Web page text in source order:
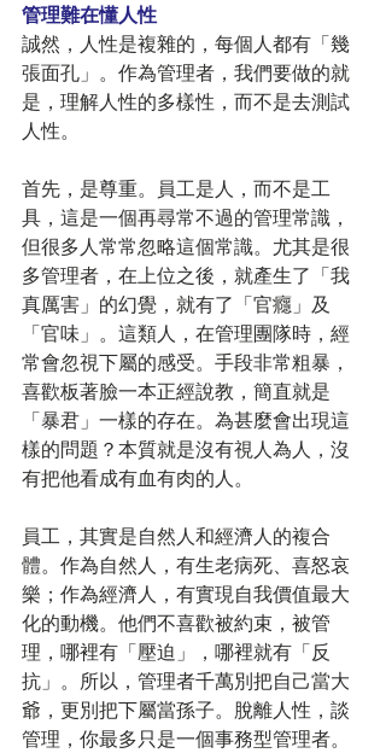
管理難在懂人性
誠然，人性是複雜的，每個人都有「幾
張面孔」。作為管理者，我們要做的就
是，理解人性的多樣性，而不是去測試
人性。
首先，是尊重。員工是人，而不是工
具，這是一個再尋常不過的管理常識，
但很多人常常忽略這個常識。尤其是很
多管理者，在上位之後，就產生了「我
真厲害」的幻覺，就有了「官癮」及
「官味」。這類人，在管理團隊時，經
常會忽視下屬的感受。手段非常粗暴，
喜歡板著臉一本正經說教，簡直就是
「暴君」一樣的存在。為甚麼會出現這
樣的問題？本質就是沒有視人為人，沒
有把他看成有血有肉的人。
員工，其實是自然人和經濟人的複合
體。作為自然人，有生老病死、喜怒哀
樂；作為經濟人，有實現自我價值最大
化的動機。他們不喜歡被約束，被管
理，哪裡有「壓迫」，哪裡就有「反
抗」。所以，管理者千萬別把自己當大
爺，更別把下屬當孫子。脫離人性，談
管理，你最多只是一個事務型管理者。